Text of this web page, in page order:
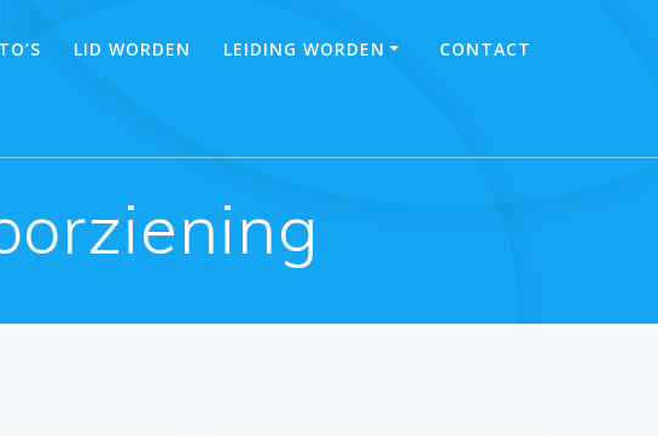
LID WORDEN LEIDING WORDEN CONTACT